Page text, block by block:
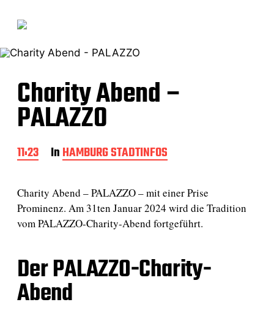
Charity Abend –
PALAZZO
B
e
t
r
a
g
a
t
u
m
11:23 InHAMBURG STADTINFOS
Charity Abend – PALAZZO – mit einer Prise
Prominenz. Am 31ten Januar 2024 wird die Tradition
vom PALAZZO-Charity-Abend fortgeführt.
Der PALAZZO-Charity-
Abend